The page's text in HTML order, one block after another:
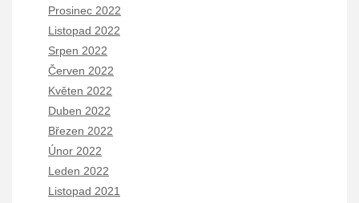
Prosinec 2022
Listopad 2022
Srpen 2022
Červen 2022
Květen 2022
Duben 2022
Březen 2022
Únor 2022
Leden 2022
Listopad 2021